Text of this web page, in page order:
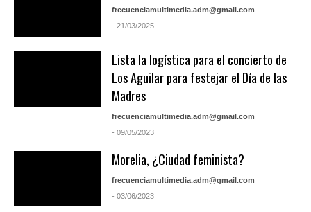
frecuenciamultimedia.adm@gmail.com
- 21/03/2025
Lista la logística para el concierto de
Los Aguilar para festejar el Día de las
Madres
frecuenciamultimedia.adm@gmail.com
- 09/05/2023
Morelia, ¿Ciudad feminista?
frecuenciamultimedia.adm@gmail.com
- 03/06/2023